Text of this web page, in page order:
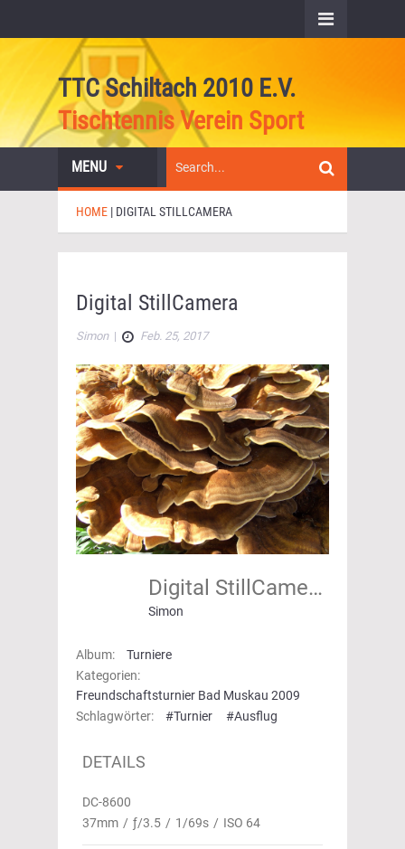
TTC Schiltach 2010 E.V.
Tischtennis Verein Sport
MENU
HOME | DIGITAL STILLCAMERA
Digital StillCamera
Simon| Feb. 25, 2017
Digital StillCamera
Simon
Album:
Turniere
Kategorien:
Freundschaftsturnier Bad Muskau 2009
Schlagwörter:
#Turnier #Ausflug
DETAILS
DC-8600
37mm / ƒ/3.5 / 1/69s / ISO 64